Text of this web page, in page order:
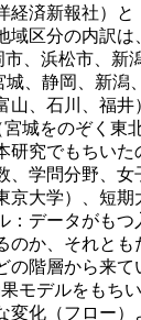
経済新報社）
域区分の内訳
、浜松市、新
、静岡、新潟
山、石川、福
城をのぞく東
研究でもちい
、学問分野、
京大学）、短
：データがも
のか、それと
の階層から来
果モデルをも
変化（フロー）